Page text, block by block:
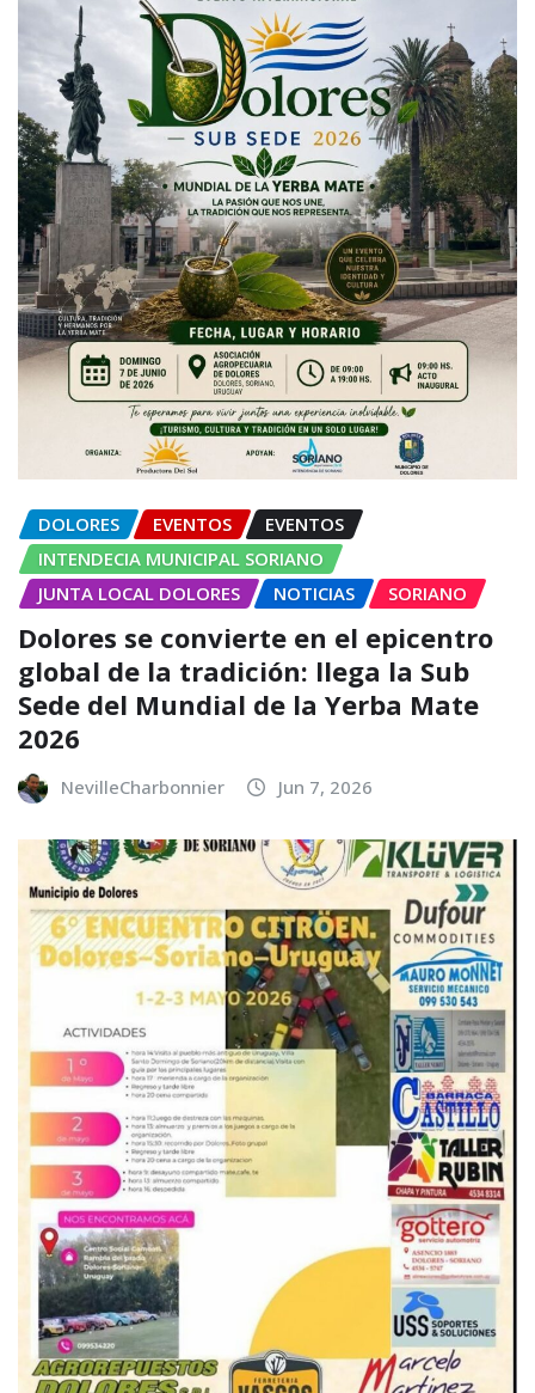
DOLORES EVENTOS
EVENTOS
INTENDECIA MUNICIPAL SORIANO
JUNTA LOCAL DOLORES
NOTICIAS SORIANO
Dolores se convierte en el epicentro
global de la tradición: llega la Sub
Sede del Mundial de la Yerba Mate
2026
NevilleCharbonnier Jun 7, 2026